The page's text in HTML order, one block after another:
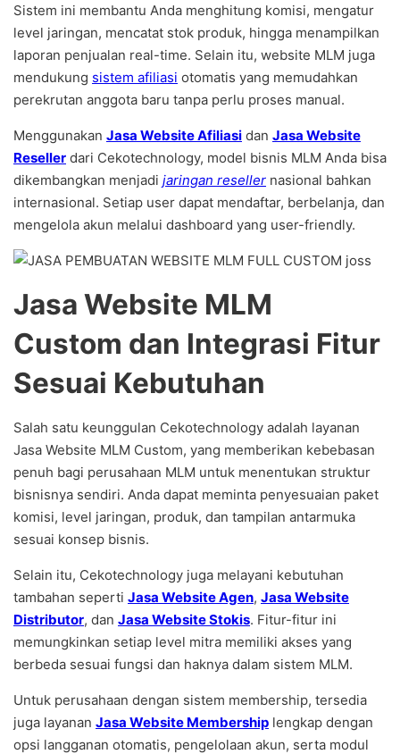
Sistem ini membantu Anda menghitung komisi, mengatur
level jaringan, mencatat stok produk, hingga menampilkan
laporan penjualan real-time. Selain itu, website MLM juga
mendukung sistem afiliasi otomatis yang memudahkan
perekrutan anggota baru tanpa perlu proses manual.
Menggunakan Jasa Website Afiliasi dan Jasa Website
Reseller dari Cekotechnology, model bisnis MLM Anda bisa
dikembangkan menjadi jaringan reseller nasional bahkan
internasional. Setiap user dapat mendaftar, berbelanja, dan
mengelola akun melalui dashboard yang user-friendly.
Jasa Website MLM
Custom dan Integrasi Fitur
Sesuai Kebutuhan
Salah satu keunggulan Cekotechnology adalah layanan
Jasa Website MLM Custom, yang memberikan kebebasan
penuh bagi perusahaan MLM untuk menentukan struktur
bisnisnya sendiri. Anda dapat meminta penyesuaian paket
komisi, level jaringan, produk, dan tampilan antarmuka
sesuai konsep bisnis.
Selain itu, Cekotechnology juga melayani kebutuhan
tambahan seperti Jasa Website Agen, Jasa Website
Distributor, dan Jasa Website Stokis. Fitur-fitur ini
memungkinkan setiap level mitra memiliki akses yang
berbeda sesuai fungsi dan haknya dalam sistem MLM.
Untuk perusahaan dengan sistem membership, tersedia
juga layanan Jasa Website Membership lengkap dengan
opsi langganan otomatis, pengelolaan akun, serta modul